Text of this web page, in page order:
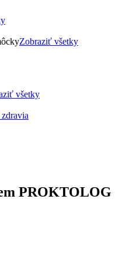
Zobraziť všetky
všetky
PROKTOLOG